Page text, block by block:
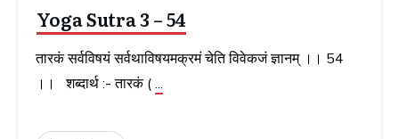
Yoga Sutra 3 – 54
तारकं सर्वविषयं सर्वथाविषयमक्रमं चेति विवेकजं ज्ञानम् ।। 54
।। शब्दार्थ :- तारकं ( ...